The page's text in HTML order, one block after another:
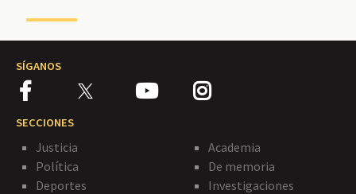
SÍGANOS
SECCIONES
Justicia
Política
Deportes
Academia
De memoria
Investigaciones